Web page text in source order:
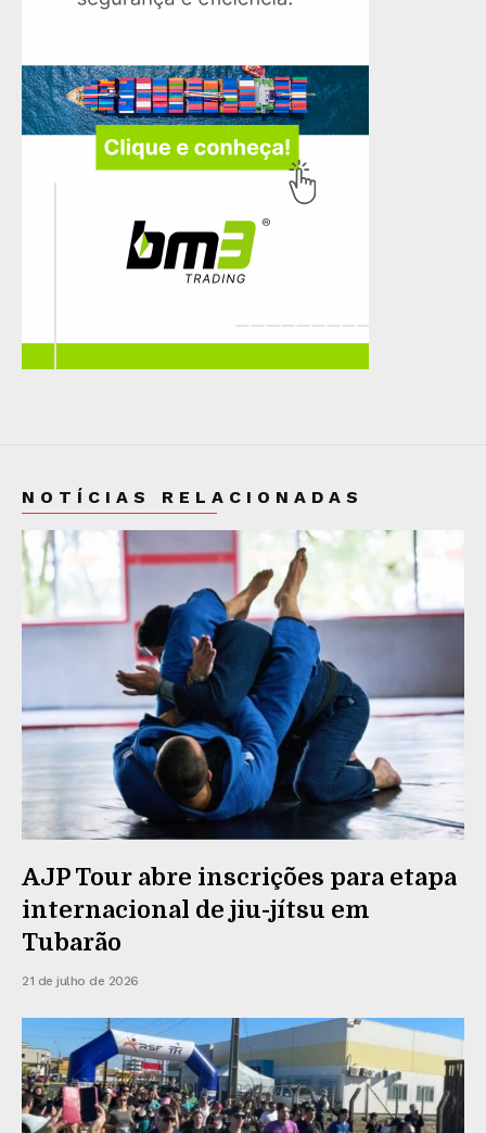
NOTÍCIAS RELACIONADAS
AJP Tour abre inscrições para etapa
internacional de jiu-jítsu em
Tubarão
21 de julho de 2026